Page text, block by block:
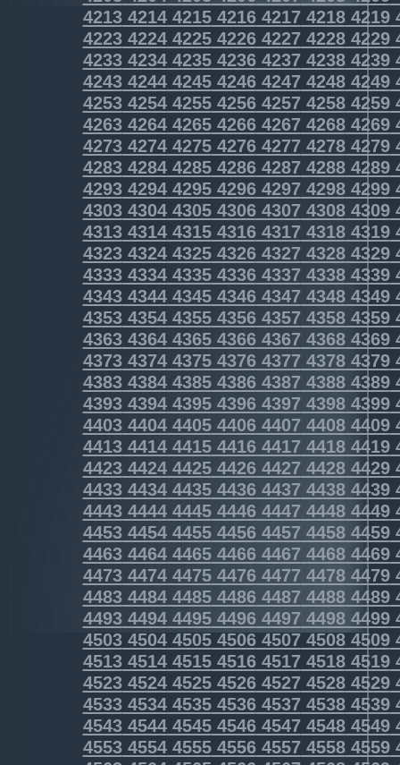
4213421442154216421742184219
4223422442254226422742284229
4233423442354236423742384239
4243424442454246424742484249
4253425442554256425742584259
4263426442654266426742684269
4273427442754276427742784279
4283428442854286428742884289
4293429442954296429742984299
4303430443054306430743084309
4313431443154316431743184319
4323432443254326432743284329
43334334433543364337 43384339
43434344434543464347 43484349
43534354435543564357 43584359
43634364436543664367 43684369
43734374437543764377 43784379
43834384438543864387 43884389
43934394439543964397 43984399
44034404440544064407 44084409
44134414441544164417 44184419
44234424442544264427 44284429
44334434443544364437 44384439
44434444444544464447 44484449
44534454445544564457 44584459
44634464446544664467 44684469
44734474447544764477 44784479
44834484448544864487 44884489
44934494449544964497 44984499
4503450445054506450745084509
4513451445154516451745184519
4523452445254526452745284529
4533453445354536453745384539
4543454445454546454745484549
4553455445554556455745584559